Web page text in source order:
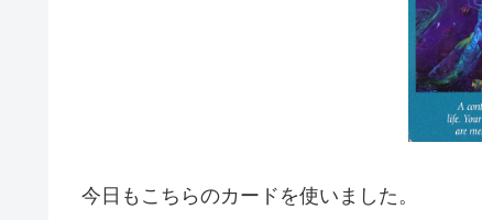
今日もこちらのカードを使いました。